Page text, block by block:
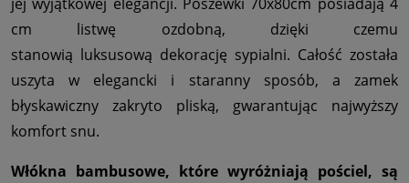
jej wyjątkowej elegancji. Poszewki 70x80cm posiadają 4
cm listwę ozdobną, dzięki czemu
stanowią luksusową dekorację sypialni. Całość została
uszyta w elegancki i staranny sposób, a zamek
błyskawiczny zakryto pliską, gwarantując najwyższy
komfort snu.
Włókna bambusowe, które wyróżniają pościel, są